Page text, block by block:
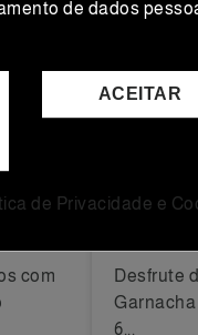
de
com
Fincas
DOCa
Desfrute
6...
de dados
ACEITAR
de Privacidade e